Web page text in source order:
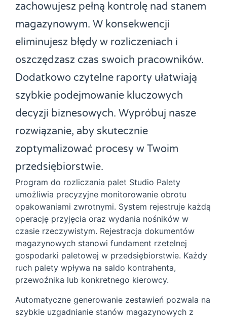
zachowujesz pełną kontrolę nad stanem
magazynowym. W konsekwencji
eliminujesz błędy w rozliczeniach i
oszczędzasz czas swoich pracowników.
Dodatkowo czytelne raporty ułatwiają
szybkie podejmowanie kluczowych
decyzji biznesowych. Wypróbuj nasze
rozwiązanie, aby skutecznie
zoptymalizować procesy w Twoim
przedsiębiorstwie.
Program do rozliczania palet Studio Palety
umożliwia precyzyjne monitorowanie obrotu
opakowaniami zwrotnymi. System rejestruje każdą
operację przyjęcia oraz wydania nośników w
czasie rzeczywistym. Rejestracja dokumentów
magazynowych stanowi fundament rzetelnej
gospodarki paletowej w przedsiębiorstwie. Każdy
ruch palety wpływa na saldo kontrahenta,
przewoźnika lub konkretnego kierowcy.
Automatyczne generowanie zestawień pozwala na
szybkie uzgadnianie stanów magazynowych z